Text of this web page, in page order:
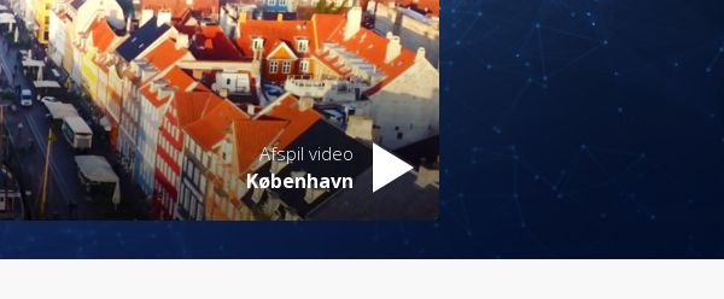
Afspil video
København